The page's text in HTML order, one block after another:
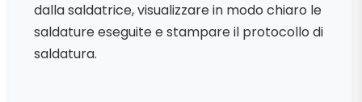
dalla saldatrice, visualizzare in modo chiaro le
saldature eseguite e stampare il protocollo di
saldatura.